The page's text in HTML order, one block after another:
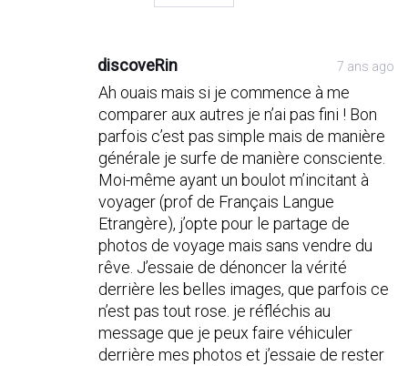
discoveRin 7 ans ago
Ah ouais mais si je commence à me
comparer aux autres je n’ai pas fini ! Bon
parfois c’est pas simple mais de manière
générale je surfe de manière consciente.
Moi-même ayant un boulot m’incitant à
voyager (prof de Français Langue
Etrangère), j’opte pour le partage de
photos de voyage mais sans vendre du
rêve. J’essaie de dénoncer la vérité
derrière les belles images, que parfois ce
n’est pas tout rose. je réfléchis au
message que je peux faire véhiculer
derrière mes photos et j’essaie de rester